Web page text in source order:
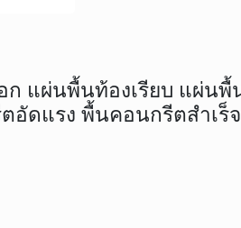
ก แผ่นพื้นท้องเรียบ แผ่
อัดแรง พื้นคอนกรีตสำเร็